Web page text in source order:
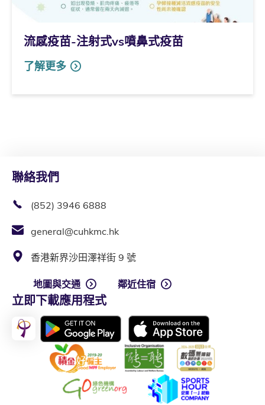
流感疫苗-注射式vs噴鼻式疫苗
了解更多
聯絡我們
(852) 3946 6888
general@cuhkmc.hk
香港新界沙田澤祥街 9 號
地圖與交通 鄰近住宿
立即下載應用程式